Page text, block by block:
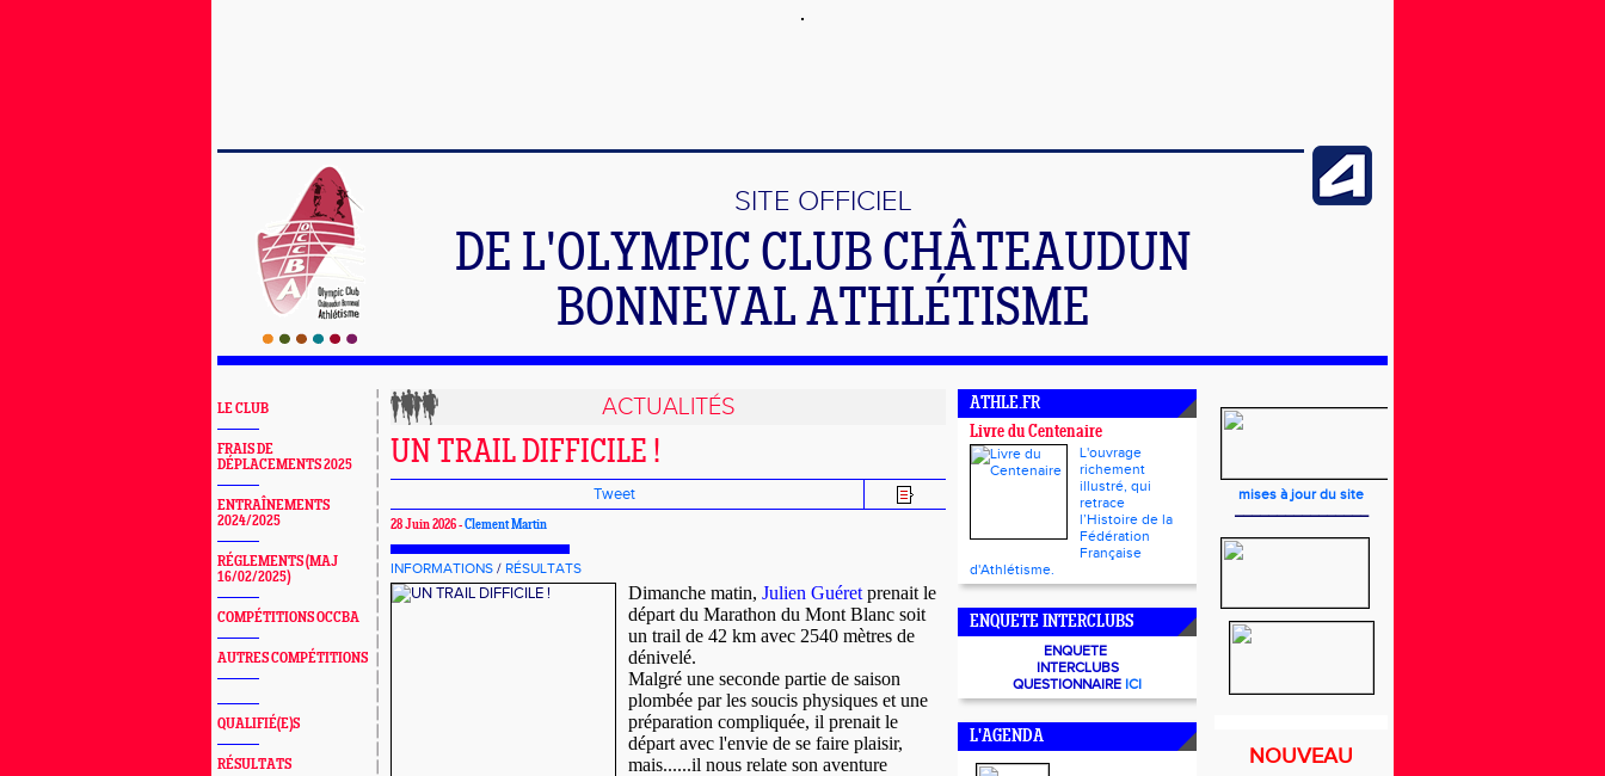
SITE OFFICIEL
DE L'OLYMPIC CLUB CHÂTEAUDUN
BONNEVAL ATHLÉTISME
LE CLUB
FRAIS DE
DÉPLACEMENTS 2025
ENTRAÎNEMENTS
2024/2025
RÉGLEMENTS (MAJ
16/02/2025)
COMPÉTITIONS OCCBA
AUTRES COMPÉTITIONS
QUALIFIÉ(E)S
RÉSULTATS
ACTUALITÉS
UN TRAIL DIFFICILE !
Tweet
28 Juin 2026 -Clement Martin
INFORMATIONS / RÉSULTATS
Dimanche matin, Julien Guéret prenait le
départ du Marathon du Mont Blanc soit
un trail de 42 km avec 2540 mètres de
dénivelé.
Malgré une seconde partie de saison
plombée par les soucis physiques et une
préparation compliquée, il prenait le
départ avec l'envie de se faire plaisir,
mais......il nous relate son aventure
ATHLE.FR
Livre du Centenaire
L'ouvrage
richement
illustré, qui
retrace
l’Histoire de la
Fédération
Française
d'Athlétisme.
ENQUETE INTERCLUBS
ENQUETE
INTERCLUBS
QUESTIONNAIRE ICI
L'AGENDA
mises à jour du site
________________
NOUVEAU